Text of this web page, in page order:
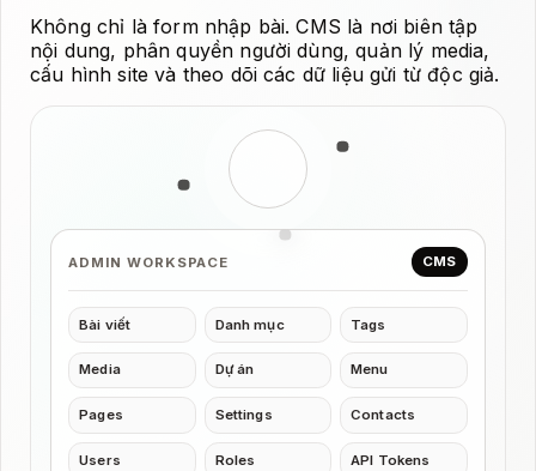
Không chỉ là form nhập bài. CMS là nơi biên tập
nội dung, phân quyền người dùng, quản lý media,
cấu hình site và theo dõi các dữ liệu gửi từ độc giả.
ADMIN WORKSPACE CMS
Bài viết Danh mục Tags
Media Dự án Menu
Pages Settings Contacts
Users Roles API Tokens